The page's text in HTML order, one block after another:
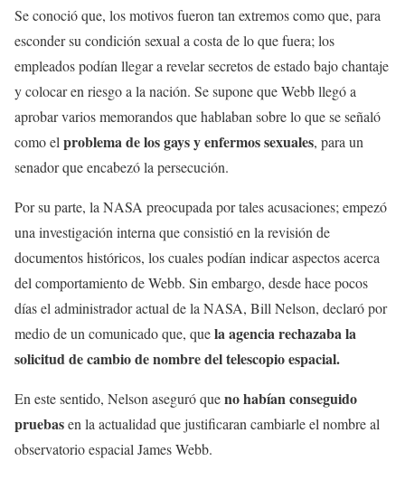
Se conoció que, los motivos fueron tan extremos como que, para
esconder su condición sexual a costa de lo que fuera; los
empleados podían llegar a revelar secretos de estado bajo chantaje
y colocar en riesgo a la nación. Se supone que Webb llegó a
aprobar varios memorandos que hablaban sobre lo que se señaló
como el problema de los gays y enfermos sexuales, para un
senador que encabezó la persecución.
Por su parte, la NASA preocupada por tales acusaciones; empezó
una investigación interna que consistió en la revisión de
documentos históricos, los cuales podían indicar aspectos acerca
del comportamiento de Webb. Sin embargo, desde hace pocos
días el administrador actual de la NASA, Bill Nelson, declaró por
medio de un comunicado que, quela agencia rechazaba la
solicitud de cambio de nombre del telescopio espacial.
En este sentido, Nelson aseguró queno habían conseguido
pruebasen la actualidad que justificaran cambiarle el nombre al
observatorio espacial James Webb.